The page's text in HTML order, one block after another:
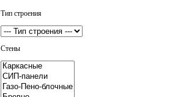
Тип строения
Стены